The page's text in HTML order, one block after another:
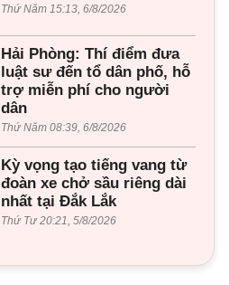
Thứ Năm 15:13, 6/8/2026
Hải Phòng: Thí điểm đưa
luật sư đến tổ dân phố, hỗ
trợ miễn phí cho người
dân
Thứ Năm 08:39, 6/8/2026
Kỳ vọng tạo tiếng vang từ
đoàn xe chở sầu riêng dài
nhất tại Đắk Lắk
Thứ Tư 20:21, 5/8/2026